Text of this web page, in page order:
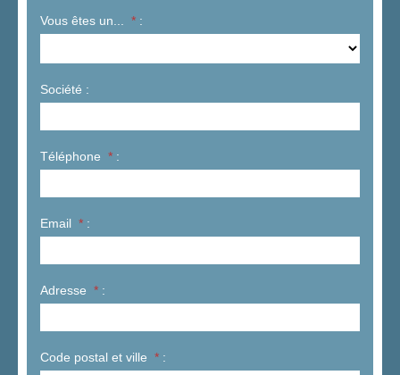
Vous êtes un... * :
Société :
Téléphone * :
Email * :
Adresse * :
Code postal et ville * :